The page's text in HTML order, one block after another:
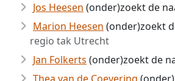
Jos Heesen (onder)zoekt de
Marion Heesen (onder)zoekt
regio tak Utrecht
Jan Folkerts (onder)zoekt de